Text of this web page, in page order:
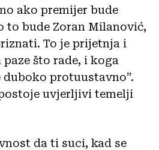
ako premijer bude
to bude Zoran Milanović,
To je prijetnja i
što rade, i koga
duboko protuustavno”.
uvjerljivi temelji
da ti suci, kad se